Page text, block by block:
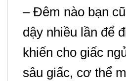
– Đêm nào bạn
dậy nhiều lần để
khiến cho giấc
sâu giấc, cơ thể